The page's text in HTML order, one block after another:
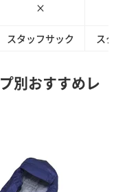
×
スタッフサック スタ
別おすすめレ